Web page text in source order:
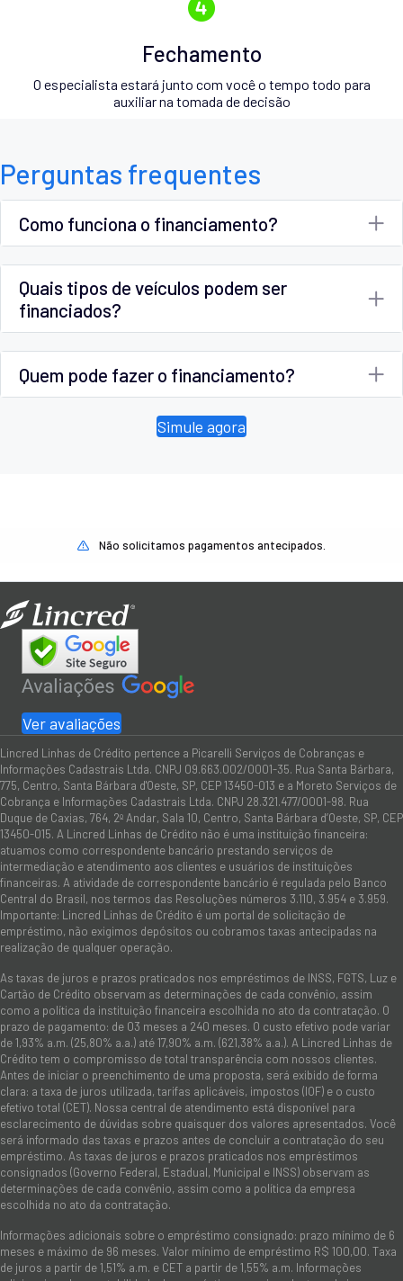
Fechamento
O especialista estará junto com você o tempo todo para
auxiliar na tomada de decisão
Perguntas frequentes
Como funciona o financiamento?
Quais tipos de veículos podem ser
financiados?
Quem pode fazer o financiamento?
Simule agora
Não solicitamos pagamentos antecipados.
Ver avaliações
Lincred Linhas de Crédito pertence a Picarelli Serviços de Cobranças e
Informações Cadastrais Ltda. CNPJ 09.663.002/0001-35. Rua Santa Bárbara,
775, Centro, Santa Bárbara d'Oeste, SP, CEP 13450-013 e a Moreto Serviços de
Cobrança e Informações Cadastrais Ltda. CNPJ 28.321.477/0001-98. Rua
Duque de Caxias, 764, 2º Andar, Sala 10, Centro, Santa Bárbara d’Oeste, SP, CEP
13450-015. A Lincred Linhas de Crédito não é uma instituição financeira:
atuamos como correspondente bancário prestando serviços de
intermediação e atendimento aos clientes e usuários de instituições
financeiras. A atividade de correspondente bancário é regulada pelo Banco
Central do Brasil, nos termos das Resoluções números 3.110, 3.954 e 3.959.
Importante: Lincred Linhas de Crédito é um portal de solicitação de
empréstimo, não exigimos depósitos ou cobramos taxas antecipadas na
realização de qualquer operação.
As taxas de juros e prazos praticados nos empréstimos de INSS, FGTS, Luz e
Cartão de Crédito observam as determinações de cada convênio, assim
como a política da instituição financeira escolhida no ato da contratação. O
prazo de pagamento: de 03 meses a 240 meses. O custo efetivo pode variar
de 1,93% a.m. (25,80% a.a.) até 17,90% a.m. (621,38% a.a.). A Lincred Linhas de
Crédito tem o compromisso de total transparência com nossos clientes.
Antes de iniciar o preenchimento de uma proposta, será exibido de forma
clara: a taxa de juros utilizada, tarifas aplicáveis, impostos (IOF) e o custo
efetivo total (CET). Nossa central de atendimento está disponível para
esclarecimento de dúvidas sobre quaisquer dos valores apresentados. Você
será informado das taxas e prazos antes de concluir a contratação do seu
empréstimo. As taxas de juros e prazos praticados nos empréstimos
consignados (Governo Federal, Estadual, Municipal e INSS) observam as
determinações de cada convênio, assim como a política da empresa
escolhida no ato da contratação.
Informações adicionais sobre o empréstimo consignado: prazo mínimo de 6
meses e máximo de 96 meses. Valor mínimo de empréstimo R$ 100,00. Taxa
de juros a partir de 1,51% a.m. e CET a partir de 1,55% a.m. Informações